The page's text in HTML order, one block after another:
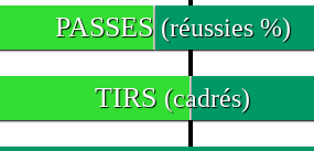
PASSES (réussies %)
TIRS (cadrés)